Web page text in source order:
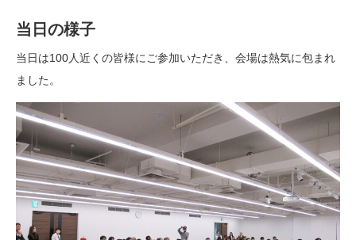
当日の様子
当日は100人近くの皆様にご参加いただき、会場は熱気に包まれ
ました。